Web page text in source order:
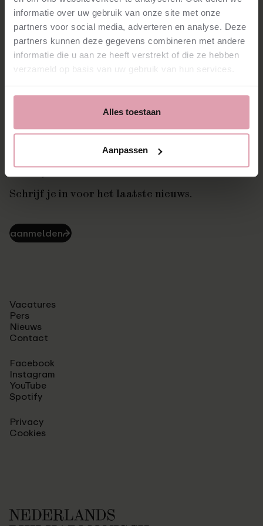
informatie over uw gebruik van onze site met onze
partners voor social media, adverteren en analyse. Deze
partners kunnen deze gegevens combineren met andere
informatie die u aan ze heeft verstrekt of die ze hebben
verzameld op basis van uw gebruik van hun services.
Alles toestaan
Aanpassen
Prijs
€10.50
Orkest
Koepelconcert
Stay tuned!
Schrijf je in voor het laatste nieuws.
aanmelden⮫
Vacatures
Pers
Nieuws
Contact
Facebook
Instagram
YouTube
Spotify
Privacy
Cookies